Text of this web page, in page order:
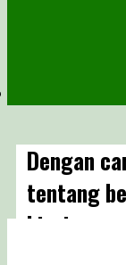
Dengan
tentang
bisnis